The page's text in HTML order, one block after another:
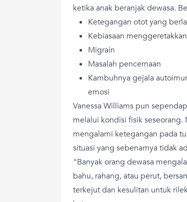
ketika anak beranjak dewasa.
Ketegangan otot yang
Kebiasaan
Migrain
Masalah pencernaan
Kambuhnya gejala
emosi
Vanessa Williams pun
melalui kondisi fisik seseorang.
mengalami ketegangan pada
situasi yang sebenarnya tidak
"Banyak orang dewasa
bahu, rahang, atau perut,
terkejut dan kesulitan untuk